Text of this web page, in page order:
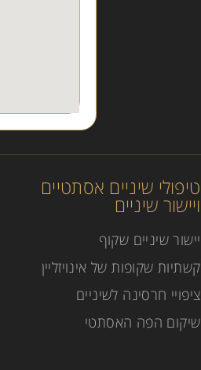
טיפולי שיניים אסתטיים
ויישור שיניים
יישור שיניים שקוף
קשתיות שקופות של אינויזליין
ציפויי חרסינה לשיניים
שיקום הפה האסתטי